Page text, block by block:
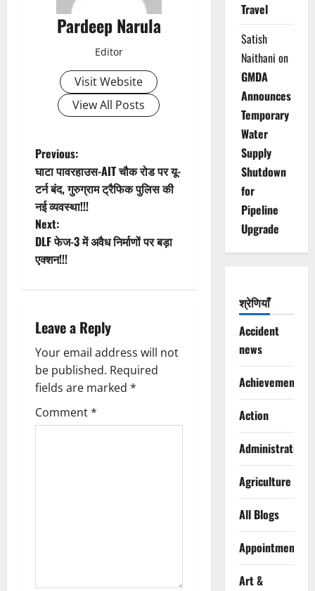
Pardeep Narula
Editor
Visit Website
View All Posts
P
o
s
t
v
i
g
a
Previous:
घाटा पावरहाउस-AIT चौक रोड पर यू-
टर्न बंद, गुरुग्राम ट्रैफिक पुलिस की
नई व्यवस्था!!!
Next:
DLF फेज-3 में अवैध निर्माणों पर बड़ा
एक्शन!!!
Leave a Reply
Your email address will not
be published. Required
fields are marked *
Comment*
Travel
Satish
Naithani on
GMDA
Announces
Temporary
Water
Supply
Shutdown
for
Pipeline
Upgrade
श्रेणियाँ
Accident
news
Achievements
Action
Administration
Agriculture
All Blogs
Appointments
Art &